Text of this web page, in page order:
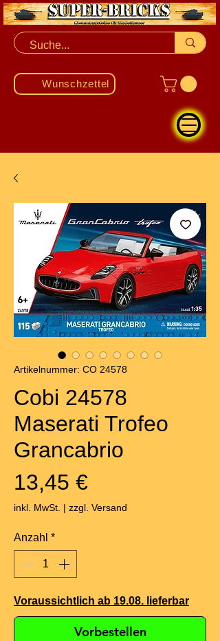
Wunschzettel
Artikelnummer: CO 24578
Cobi 24578
Maserati Trofeo
Grancabrio
13,45 €Preis
inkl. MwSt. | zzgl. Versand
Anzahl *
Voraussichtlich ab 19.08. lieferbar
Vorbestellen